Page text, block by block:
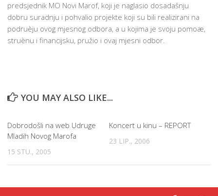
predsjednik MO Novi Marof, koji je naglasio dosadašnju
dobru suradnju i pohvalio projekte koji su bili realizirani na
podruèju ovog mjesnog odbora, a u kojima je svoju pomoæ,
struènu i financijsku, pružio i ovaj mjesni odbor.
YOU MAY ALSO LIKE...
Dobrodošli na web Udruge
Mladih Novog Marofa
15 STU., 2005
Koncert u kinu – REPORT
23 LIP., 2006